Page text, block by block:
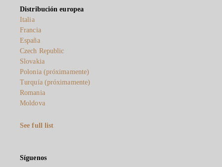
Distribución europea
Italia
Francia
España
Czech Republic
Slovakia
Polonia (próximamente)
Turquía (próximamente)
Romania
Moldova
See full list
Síguenos